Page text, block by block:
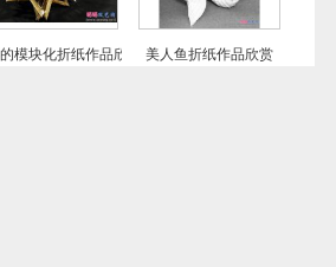
模块化折纸作品欣赏 美人鱼折纸作品欣赏